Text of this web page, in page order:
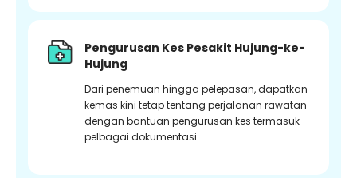
Pengurusan Kes Pesakit Hujung-ke-
Hujung
Dari penemuan hingga pelepasan, dapatkan
kemas kini tetap tentang perjalanan rawatan
dengan bantuan pengurusan kes termasuk
pelbagai dokumentasi.